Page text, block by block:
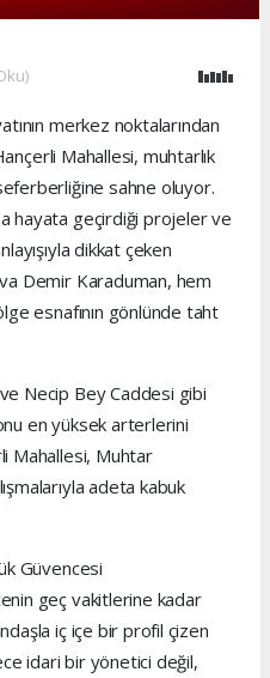
merkez noktalarından
Mahallesi, muhtarlık
sahne oluyor.
hayata geçirdiği projeler ve
dikkat çeken
Demir Karaduman, hem
esnafının gönlünde taht
Necip Bey Caddesi gibi
en yüksek arterlerini
Mahallesi, Muhtar
adeta kabuk
Güvencesi
geç vakitlerine kadar
iç içe bir profil çizen
idari bir yönetici değil,